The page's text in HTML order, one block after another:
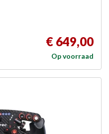
€ 649,00
Op voorraad